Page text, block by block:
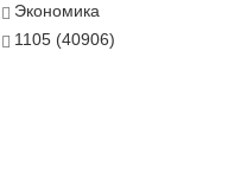
Экономика
1105 (40906)